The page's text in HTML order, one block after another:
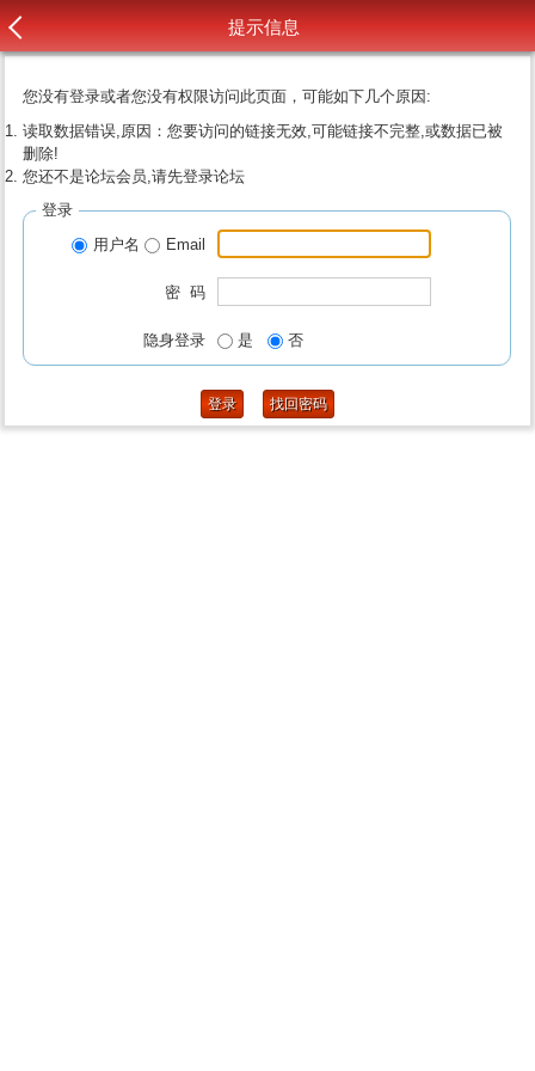
提示信息
您没有登录或者您没有权限访问此页面，可能如下几个原因:
读取数据错误,原因：您要访问的链接无效,可能链接不完整,或数据已被
删除!
您还不是论坛会员,请先登录论坛
登录
用户名
Email
密 码
隐身登录 是 否